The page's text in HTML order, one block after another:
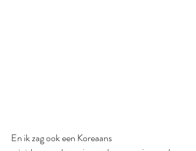
En ik zag ook een Koreaans